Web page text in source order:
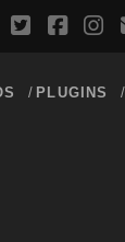
PLUGINS